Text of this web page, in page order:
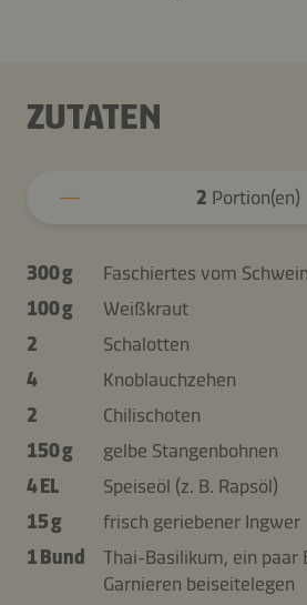
ZUTATEN
2 Portion(en)
300 g
Faschiertes vom Schwein
100 g
Weißkraut
2
Schalotten
4
Knoblauchzehen
2
Chilischoten
150 g
gelbe Stangenbohnen
4 EL
Speiseöl (z. B. Rapsöl)
15 g
frisch geriebener Ingwer
1 Bund
Thai-Basilikum, ein paar
Garnieren beiseitelegen